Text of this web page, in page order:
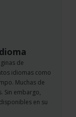
de
idiomas como
Muchas de
Sin embargo,
en su